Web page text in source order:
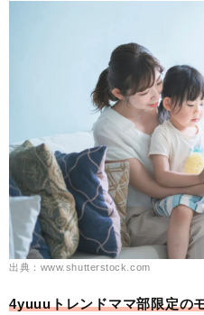
出典：www.shutterstock.com
4yuuuトレンドママ部限定の